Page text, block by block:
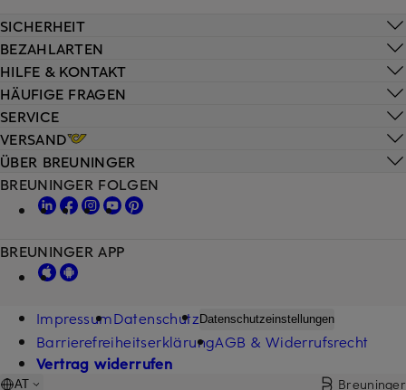
HILFE & KONTAKT
HÄUFIGE FRAGEN
SERVICE
VERSAND
SICHERHEIT
BEZAHLARTEN
ÜBER BREUNINGER
BREUNINGER FOLGEN
BREUNINGER APP
ImpressumDatenschutzDatenschutzeinstellungen
BarrierefreiheitserklärungAGB & Widerrufsrecht
Vertrag widerrufen
AT Breuninger